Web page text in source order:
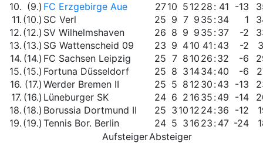
10. (9.) FC Erzgebirge Aue 2710 5 12 28 : 41 -13
11. (10.) SC Verl 25 9 7 9 35 :34 1
12. (12.) SV Wilhelmshaven 26 8 9 9 35 : 37 -2
13. (13.) SG Wattenscheid 09 23 9 410 41 :43 -2
14. (14.) FC Sachsen Leipzig 25 7 8 10 26 :32 -6
15. (15.) Fortuna Düsseldorf 25 8 3 1434:40 -6
16. (17.) Werder Bremen II 25 5 8 12 30 :43 -13
17. (16.) Lüneburger SK 24 6 2 16 35 :49 -14
18. (18.) Borussia Dortmund II 25 3 10 12 24:36 -12
19. (19.) Tennis Bor. Berlin 24 5 3 16 23 : 47 -24
AufsteigerAbsteiger